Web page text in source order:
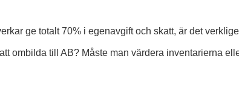
ge totalt 70% i egenavgift och skatt, är det
ombilda till AB? Måste man värdera inventarierna